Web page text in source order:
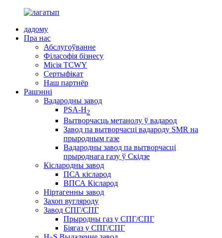
дадому
Пра нас
Абслугоўванне
Філасофія бізнесу
Місія TCWY
Сертыфікат
Наш партнёр
Рашэнні
Вадародны завод
PSA-H2
Вытворчасць метанолу ў вадарод
Завод па вытворчасці вадароду SMR на
прыродным газе
Вадародны завод па вытворчасці
прыроднага газу ў Скідзе
Кіслародны завод
ПСА кісларод
ВПСА Кісларод
Ніртагенны завод
Захоп вугляроду
Завод СПГ/СПГ
Прыродны газ у СПГ/СПГ
Біягаз у СПГ/СПГ